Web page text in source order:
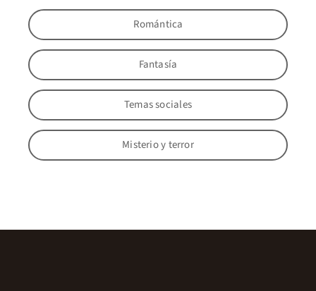
Romántica
Fantasía
Temas sociales
Misterio y terror